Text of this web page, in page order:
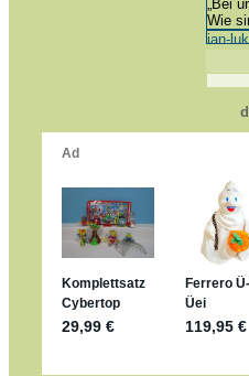
„Bei
Wie
jan-
@
Dein
Für
mein
jan-
jan-
So